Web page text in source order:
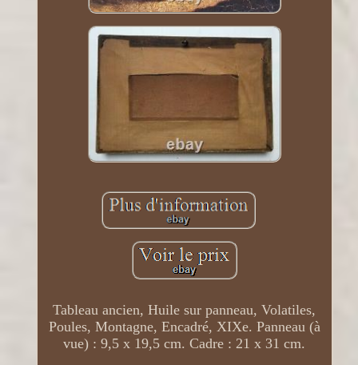
Tableau ancien, Huile sur panneau, Volatiles,
Poules, Montagne, Encadré, XIXe. Panneau (à
vue) : 9,5 x 19,5 cm. Cadre : 21 x 31 cm.